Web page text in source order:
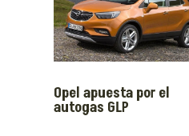
Opel apuesta por el
autogas GLP